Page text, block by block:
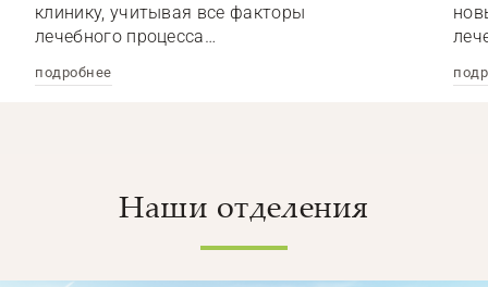
клинику, учитывая все факторы
лечебного процесса…
подробнее
Наши отделения